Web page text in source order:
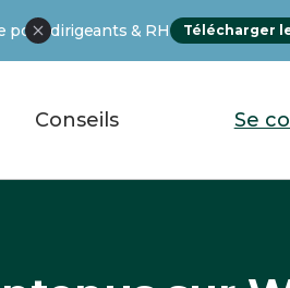
pour dirigeants & RH Télécharger
Conseils Se